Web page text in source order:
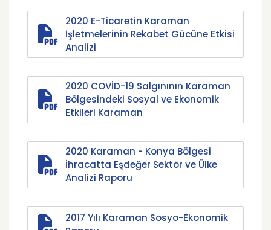
2020 E-Ticaretin Karaman
İşletmelerinin Rekabet Gücüne Etkisi
Analizi
2020 COVİD-19 Salgınının Karaman
Bölgesindeki Sosyal ve Ekonomik
Etkileri Karaman
2020 Karaman - Konya Bölgesi
İhracatta Eşdeğer Sektör ve Ülke
Analizi Raporu
2017 Yılı Karaman Sosyo-Ekonomik